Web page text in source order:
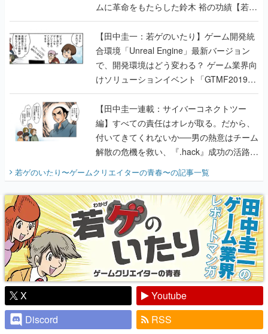
ムに革命をもたらした鈴木 裕の功績【若ゲ
のいたり】
【田中圭一：若ゲのいたり】ゲーム開発統
合環境「Unreal Engine」最新バージョン
で、開発環境はどう変わる？ ゲーム業界向
けソリューションイベント「GTMF2019」
に行って、より理解を深めよう【PR】
【田中圭一連載：サイバーコネクトツー
編】すべての責任はオレが取る。だから、
付いてきてくれないか──男の熱意はチーム
解散の危機を救い、『.hack』成功の活路を
開く。業界の快男児・松山 洋に流れる血は
『少年ジャンプ』色だった【若ゲのいた
り】
若ゲのいたり〜ゲームクリエイターの青春〜の記事一覧
X
Youtube
Discord
RSS